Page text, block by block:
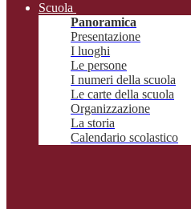
Scuola
Panoramica
Presentazione
I luoghi
Le persone
I numeri della scuola
Le carte della scuola
Organizzazione
La storia
Calendario scolastico